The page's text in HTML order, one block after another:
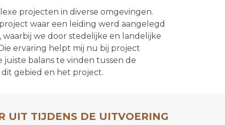
projecten in diverse omgevingen.
waar een leiding werd aangelegd
we door stedelijke en landelijke
ervaring helpt mij nu bij project
juiste balans te vinden tussen de
gebied en het project.
UIT TIJDENS DE UITVOERING